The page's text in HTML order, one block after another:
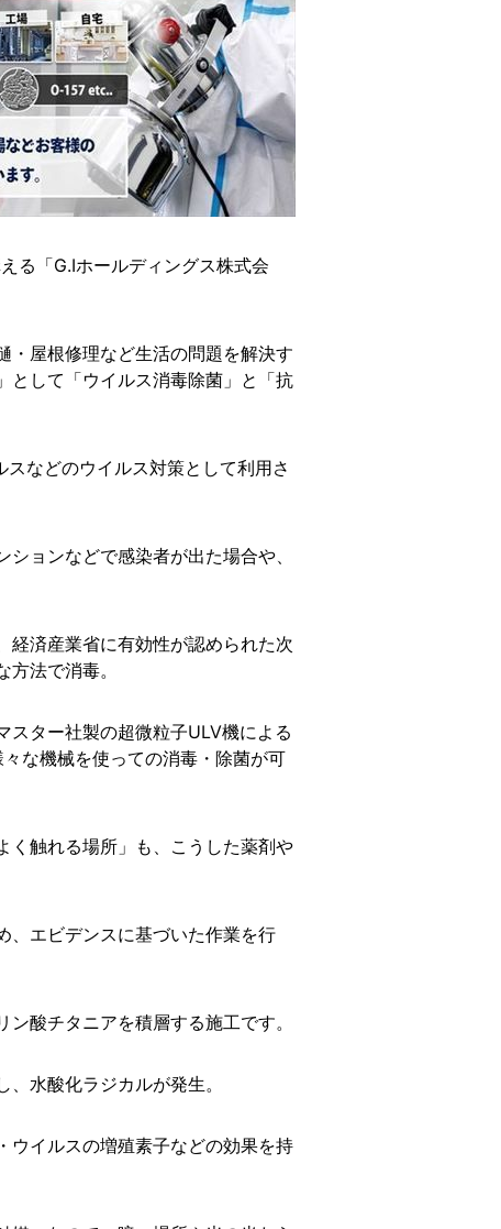
る「G.Iホールディングス株式会
・屋根修理など生活の問題を解決す
として「ウイルス消毒除菌」と「抗
などのウイルス対策として利用さ
ョンなどで感染者が出た場合や、
経済産業省に有効性が認められた次
法で消毒。
スター社製の超微粒子ULV機による
な機械を使っての消毒・除菌が可
く触れる場所」も、こうした薬剤や
、エビデンスに基づいた作業を行
酸チタニアを積層する施工です。
水酸化ラジカルが発生。
ウイルスの増殖素子などの効果を持